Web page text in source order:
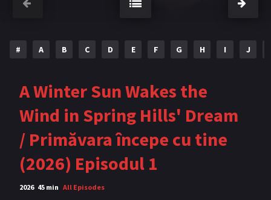
BLOG
Articole Cărți traduse
Muzică
RECOMANDĂRI PROIECTE
# A B C D E F G H I J
A Winter Sun Wakes the
Wind in Spring Hills' Dream
/ Primăvara începe cu tine
(2026) Episodul 1
2026 45 min All Episodes